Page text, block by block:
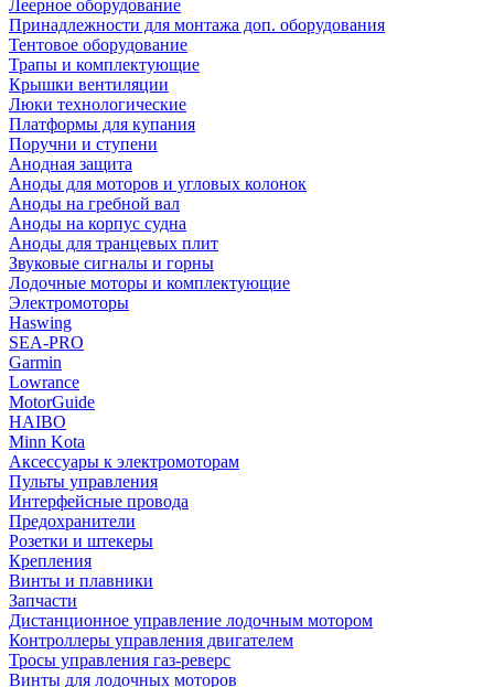
Леерное оборудование
Принадлежности для монтажа доп. оборудования
Тентовое оборудование
Трапы и комплектующие
Крышки вентиляции
Люки технологические
Платформы для купания
Поручни и ступени
Анодная защита
Аноды для моторов и угловых колонок
Аноды на гребной вал
Аноды на корпус судна
Аноды для транцевых плит
Звуковые сигналы и горны
Лодочные моторы и комплектующие
Электромоторы
Haswing
SEA-PRO
Garmin
Lowrance
MotorGuide
HAIBO
Minn Kota
Аксессуары к электромоторам
Пульты управления
Интерфейсные провода
Предохранители
Розетки и штекеры
Крепления
Винты и плавники
Запчасти
Дистанционное управление лодочным мотором
Контроллеры управления двигателем
Тросы управления газ-реверс
Винты для лодочных моторов